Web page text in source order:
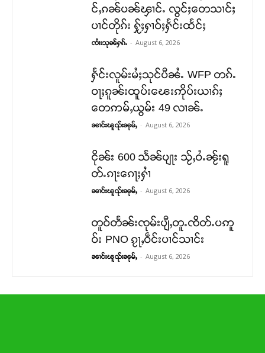
င်ႇၵၼ်ပၼ်ၾၢင်ႉ လွင်ႈတေသၢင်ႈ
ပၢင်တိုၵ်း ႁႂ်ႈႁၢဝ်ႈႁႅင်းထႅင်ႈ
ၸၢႆးသုၼ်ႁၵ်ႉ - August 6, 2026
ႁႅင်းလူမ်းမႆႈသုင်ပီၼႆႉ WFP တၵ်ႉ
ဝႃႈၵူၼ်းထူပ်းၽေးဢိုပ်းယၢၵ်ႈ
တေဢမ်ႇယွမ်း 49 လၢၼ်ႉ
ၼၢင်းၽူၺ်းၼုမ်ႇ - August 6, 2026
ငိုၼ်း 600 သႅၼ်ပျႃး သႂ်ႇဝႆႉၼႂ်းရူ
တ်ႉၵႃးၵေႃႈႁၢႆ
ၼၢင်းၽူၺ်းၼုမ်ႇ - August 6, 2026
တူဝ်တႅၼ်းၸုမ်းပျီႇတူႉၸိတ်ႉပဢူ
ဝ်း PNO ၵႂႃႇဝဵင်းပၢင်သၢင်း
ၼၢင်းၽူၺ်းၼုမ်ႇ - August 6, 2026